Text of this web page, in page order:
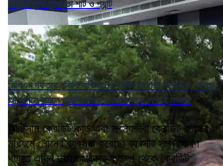
বাধ্যতামূলক ফুলহাতা শার্ট ও প্যান্ট
সিপিএম দফতরে পুলিশি অভিযানের প্রতিবাদে সরব বিরোধীরা, 'ছাত্র
আন্দোলনে নামলে পুলিশি পদক্ষেপ মানতে হবে' সাফাই নড্ডার
আর্টিসান ক্রেডিট কার্ড এবং মৎস্যজীবী ক্রেডিট কার্ডের
মাধ্যমে লোনের ব্যবস্থা করেছে৷ ব্যবসার সম্প্রসারণ
ঘটাতে এদিন দুয়ারে সরকার ক্যাম্প থেকে ক্রেডিট